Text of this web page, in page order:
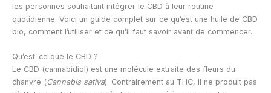
les personnes souhaitant intégrer le CBD à leur routine
quotidienne. Voici un guide complet sur ce qu’est une huile de CBD
bio, comment l’utiliser et ce qu’il faut savoir avant de commencer.
Qu’est-ce que le CBD ?
Le CBD (cannabidiol) est une molécule extraite des fleurs du
chanvre (Cannabis sativa). Contrairement au THC, il ne produit pas